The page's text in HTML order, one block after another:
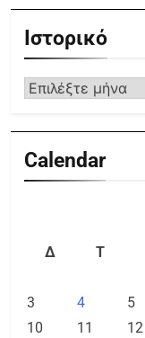
Ιστορικό
Calendar
Δ
Τ
3
4 5
10
11 12